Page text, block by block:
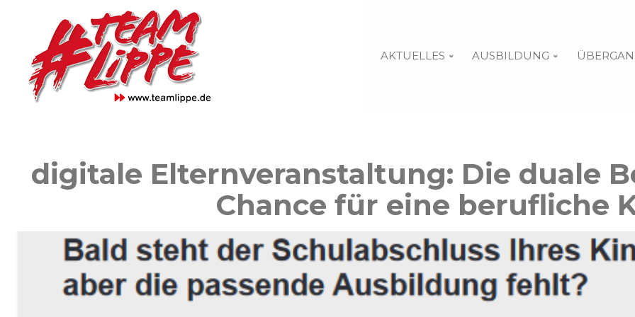
AKTUELLES AUSBILDUNG
digitale Elternveranstaltung: Die duale
Chance für eine berufliche